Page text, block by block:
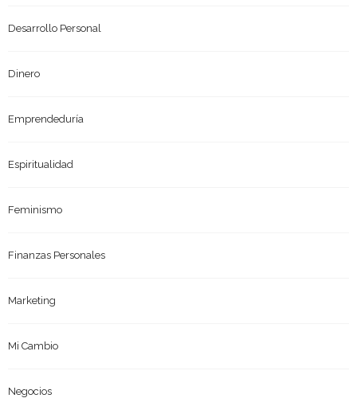
Desarrollo Personal
Dinero
Emprendeduría
Espiritualidad
Feminismo
Finanzas Personales
Marketing
Mi Cambio
Negocios